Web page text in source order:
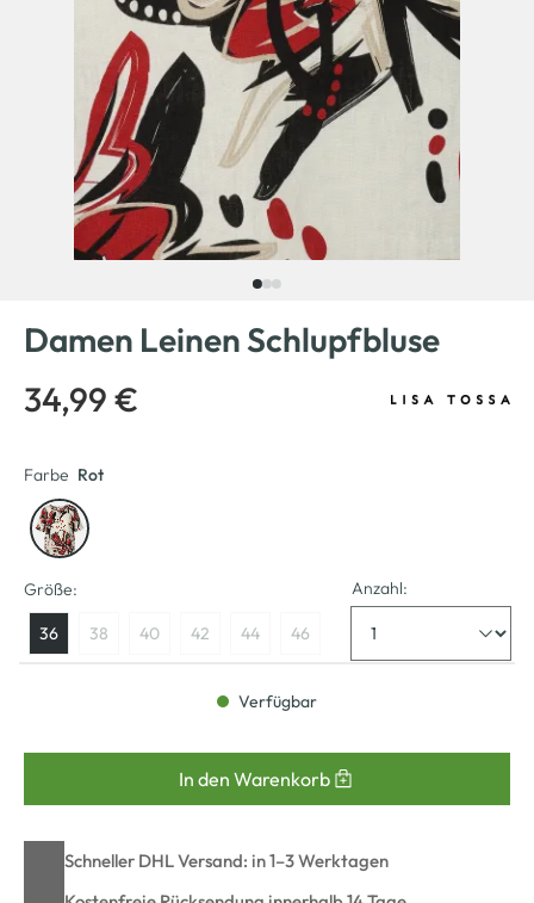
Damen Leinen Schlupfbluse
34,99 €
Farbe Rot
Größe:
36 38 40 42 44 46
Anzahl:
Verfügbar
In den Warenkorb
Schneller DHL Versand: in 1–3 Werktagen